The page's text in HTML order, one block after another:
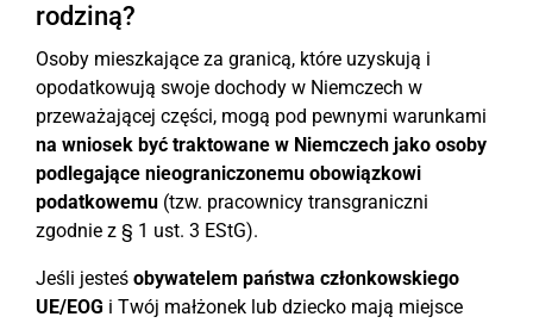
rodziną?
Osoby mieszkające za granicą, które uzyskują i
opodatkowują swoje dochody w Niemczech w
przeważającej części, mogą pod pewnymi warunkami
na wniosek być traktowane w Niemczech jako osoby
podlegające nieograniczonemu obowiązkowi
podatkowemu (tzw. pracownicy transgraniczni
zgodnie z § 1 ust. 3 EStG).
Jeśli jesteś obywatelem państwa członkowskiego
UE/EOG i Twój małżonek lub dziecko mają miejsce